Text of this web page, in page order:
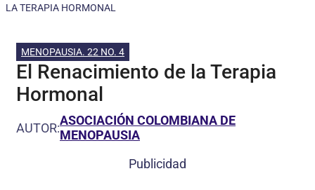
LA TERAPIA HORMONAL
MENOPAUSIA. 22 NO. 4
El Renacimiento de la Terapia
Hormonal
AUTOR:ASOCIACIÓN COLOMBIANA DE
MENOPAUSIA
Publicidad